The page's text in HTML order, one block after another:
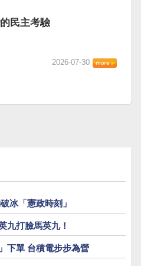
民主考驗
2026-07-30
冰「憲政時刻」
九打臉馬英九！
下單 台積電步步為營